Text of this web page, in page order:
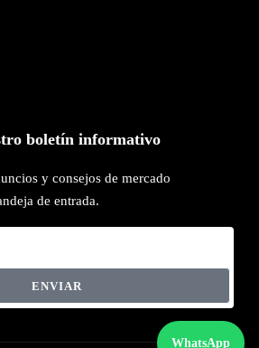
boletín informativo
y consejos de mercado
de entrada.
ENVIAR
WhatsApp